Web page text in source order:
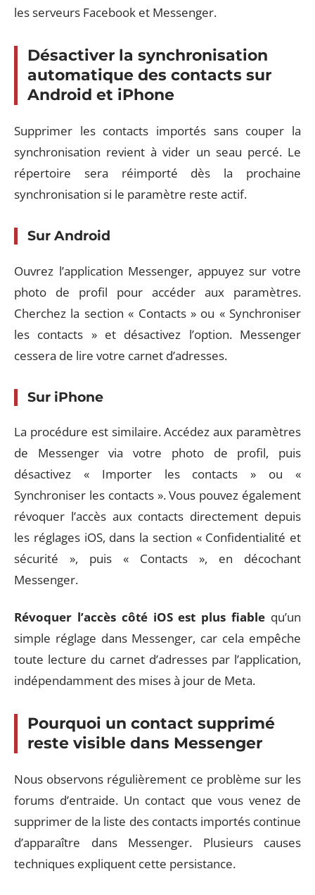
les serveurs Facebook et Messenger.
Désactiver la synchronisation
automatique des contacts sur
Android et iPhone
Supprimer les contacts importés sans couper la
synchronisation revient à vider un seau percé. Le
répertoire sera réimporté dès la prochaine
synchronisation si le paramètre reste actif.
Sur Android
Ouvrez l’application Messenger, appuyez sur votre
photo de profil pour accéder aux paramètres.
Cherchez la section « Contacts » ou « Synchroniser
les contacts » et désactivez l’option. Messenger
cessera de lire votre carnet d’adresses.
Sur iPhone
La procédure est similaire. Accédez aux paramètres
de Messenger via votre photo de profil, puis
désactivez « Importer les contacts » ou «
Synchroniser les contacts ». Vous pouvez également
révoquer l’accès aux contacts directement depuis
les réglages iOS, dans la section « Confidentialité et
sécurité », puis « Contacts », en décochant
Messenger.
Révoquer l’accès côté iOS est plus fiable qu’un
simple réglage dans Messenger, car cela empêche
toute lecture du carnet d’adresses par l’application,
indépendamment des mises à jour de Meta.
Pourquoi un contact supprimé
reste visible dans Messenger
Nous observons régulièrement ce problème sur les
forums d’entraide. Un contact que vous venez de
supprimer de la liste des contacts importés continue
d’apparaître dans Messenger. Plusieurs causes
techniques expliquent cette persistance.